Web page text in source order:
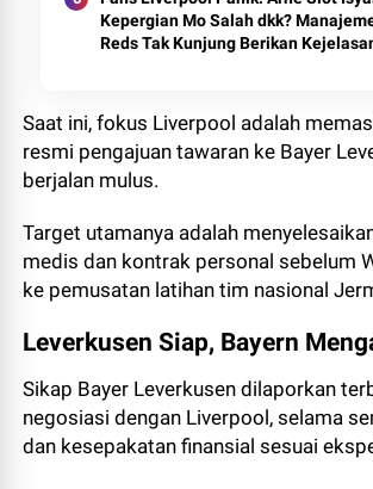
Kepergian Mo Salah dkk?
Reds Tak Kunjung Berikan
Saat ini, fokus Liverpool adalah
resmi pengajuan tawaran ke Bayer
berjalan mulus.
Target utamanya adalah
medis dan kontrak personal sebelum
ke pemusatan latihan tim nasional
Leverkusen Siap, Bayern
Sikap Bayer Leverkusen dilaporkan
negosiasi dengan Liverpool, selama
dan kesepakatan finansial sesuai